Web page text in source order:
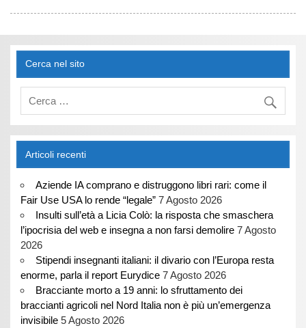
Cerca nel sito
Articoli recenti
Aziende IA comprano e distruggono libri rari: come il
Fair Use USA lo rende “legale” 7 Agosto 2026
Insulti sull’età a Licia Colò: la risposta che smaschera
l’ipocrisia del web e insegna a non farsi demolire 7 Agosto
2026
Stipendi insegnanti italiani: il divario con l’Europa resta
enorme, parla il report Eurydice 7 Agosto 2026
Bracciante morto a 19 anni: lo sfruttamento dei
braccianti agricoli nel Nord Italia non è più un’emergenza
invisibile 5 Agosto 2026